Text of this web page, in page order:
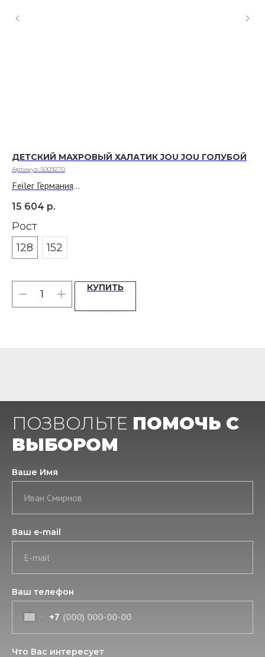
ДЕТСКИЙ МАХРОВЫЙ ХАЛАТИК JOU JOU ГОЛУБОЙ
Артикул: 5009270
Feiler Германия
15 604 р.
Рост
128
152
КУПИТЬ
ПОЗВОЛЬТЕ ПОМОЧЬ С
ВЫБОРОМ
Ваше Имя
Иван Смирнов
Ваш e-mail
E-mail
Ваш телефон
+7
Что Вас интересует